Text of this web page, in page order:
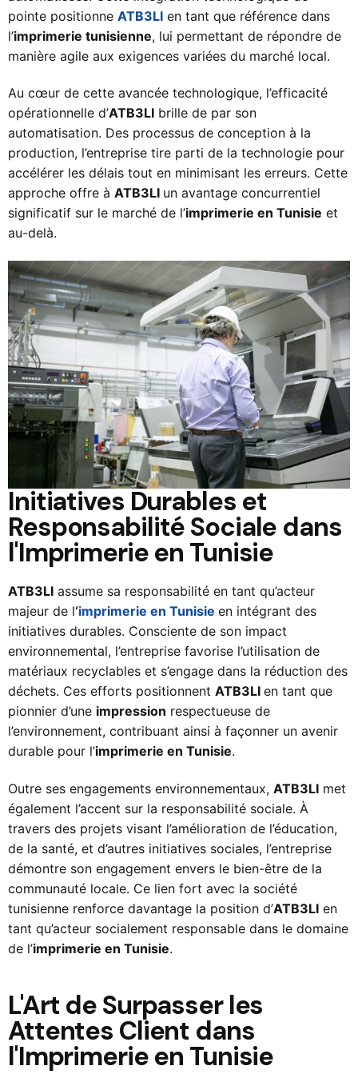
pointe positionne ATB3LI en tant que référence dans
l’imprimerie tunisienne, lui permettant de répondre de
manière agile aux exigences variées du marché local.
Au cœur de cette avancée technologique, l’efficacité
opérationnelle d’ATB3LI brille de par son
automatisation. Des processus de conception à la
production, l’entreprise tire parti de la technologie pour
accélérer les délais tout en minimisant les erreurs. Cette
approche offre à ATB3LI un avantage concurrentiel
significatif sur le marché de l’imprimerie en Tunisie et
au-delà.
Initiatives Durables et
Responsabilité Sociale dans
l'Imprimerie en Tunisie
ATB3LI assume sa responsabilité en tant qu’acteur
majeur de l‘imprimerie en Tunisie en intégrant des
initiatives durables. Consciente de son impact
environnemental, l’entreprise favorise l’utilisation de
matériaux recyclables et s’engage dans la réduction des
déchets. Ces efforts positionnent ATB3LI en tant que
pionnier d’une impression respectueuse de
l’environnement, contribuant ainsi à façonner un avenir
durable pour l’imprimerie en Tunisie.
Outre ses engagements environnementaux, ATB3LI met
également l’accent sur la responsabilité sociale. À
travers des projets visant l’amélioration de l’éducation,
de la santé, et d’autres initiatives sociales, l’entreprise
démontre son engagement envers le bien-être de la
communauté locale. Ce lien fort avec la société
tunisienne renforce davantage la position d’ATB3LI en
tant qu’acteur socialement responsable dans le domaine
de l’imprimerie en Tunisie.
L'Art de Surpasser les
Attentes Client dans
l'Imprimerie en Tunisie